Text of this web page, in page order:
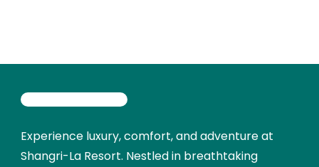
Experience luxury, comfort, and adventure at
Shangri-La Resort. Nestled in breathtaking